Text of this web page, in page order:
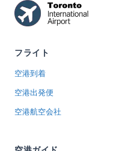
フライト
空港到着
空港出発便
空港航空会社